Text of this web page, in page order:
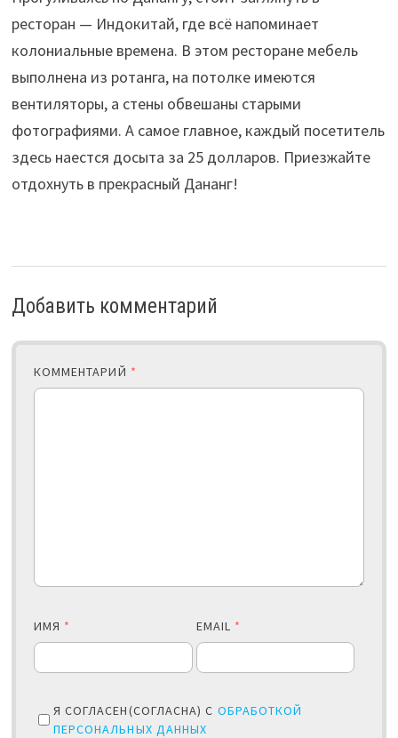
ресторан — Индокитай, где всё напоминает
колониальные времена. В этом ресторане мебель
выполнена из ротанга, на потолке имеются
вентиляторы, а стены обвешаны старыми
фотографиями. А самое главное, каждый посетитель
здесь наестся досыта за 25 долларов. Приезжайте
отдохнуть в прекрасный Дананг!
Добавить комментарий
КОММЕНТАРИЙ *
ИМЯ * EMAIL *
Я СОГЛАСЕН(СОГЛАСНА) С ОБРАБОТКОЙ
ПЕРСОНАЛЬНЫХ ДАННЫХ